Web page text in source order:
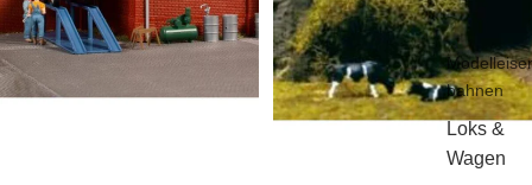
bahnen
Loks &
Wagen